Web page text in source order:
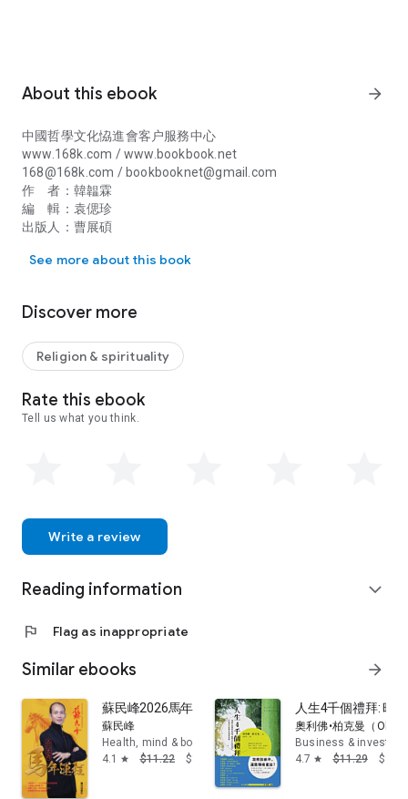
About this ebook arrow_forward
中國哲學文化恊進會客户服務中心
www.168k.com / www.bookbook.net
168@168k.com / bookbooknet@gmail.com
作 者：韓韞霖
編 輯：袁偲珍
出版人：曹展碩
個易者只能知命不能治命也絕不是一個好的易者，怎麼治命？風
（太乙神數、奇門遁甲、大六壬）相對符號繁複，故信息非常具
火、若掌上觀，乾坤挪移，聚天地能量，趨吉避凶，禳災祈福，
立竿見影，故本書書名“象數奇門風水”是也。
See more about this book
Discover more
Religion & spirituality
Rate this ebook
Tell us what you think.
Write a review
Reading information expand_more
flag Flag as inappropriate
Similar ebooks arrow_forward
蘇民峰2026馬年運程（12生肖全本）
蘇民峰
Health, mind & body
4.1
star $11.22 $8.98
人生4千個禮拜: 時
奧利佛•柏克曼（
Business & investing
4.7 star $11.29 $9.03